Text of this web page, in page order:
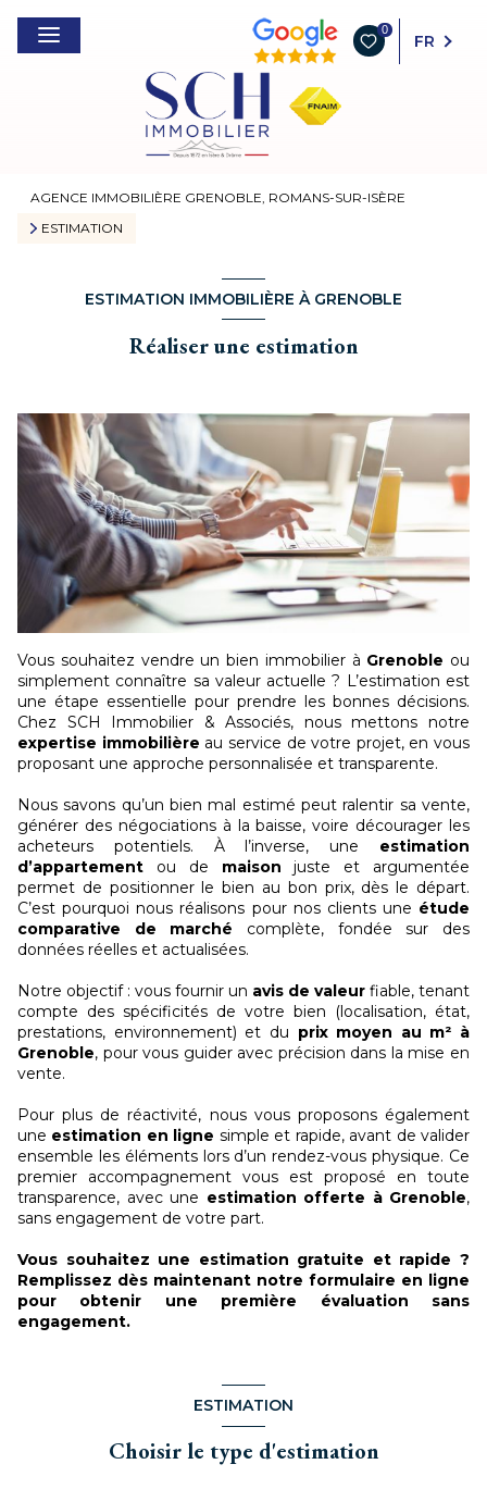
0
FR
AGENCE IMMOBILIÈRE GRENOBLE, ROMANS-SUR-ISÈRE
ESTIMATION
ESTIMATION IMMOBILIÈRE À GRENOBLE
Réaliser une estimation
Vous souhaitez vendre un bien immobilier à Grenoble ou
simplement connaître sa valeur actuelle ? L’estimation est
une étape essentielle pour prendre les bonnes décisions.
Chez SCH Immobilier & Associés, nous mettons notre
expertise immobilière au service de votre projet, en vous
proposant une approche personnalisée et transparente.
Nous savons qu’un bien mal estimé peut ralentir sa vente,
générer des négociations à la baisse, voire décourager les
acheteurs potentiels. À l’inverse, une estimation
d’appartement ou de maison juste et argumentée
permet de positionner le bien au bon prix, dès le départ.
C’est pourquoi nous réalisons pour nos clients une étude
comparative de marché complète, fondée sur des
données réelles et actualisées.
Notre objectif : vous fournir un avis de valeur fiable, tenant
compte des spécificités de votre bien (localisation, état,
prestations, environnement) et du prix moyen au m² à
Grenoble, pour vous guider avec précision dans la mise en
vente.
Pour plus de réactivité, nous vous proposons également
une estimation en ligne simple et rapide, avant de valider
ensemble les éléments lors d’un rendez-vous physique. Ce
premier accompagnement vous est proposé en toute
transparence, avec une estimation offerte à Grenoble,
sans engagement de votre part.
Vous souhaitez une estimation gratuite et rapide ?
Remplissez dès maintenant notre formulaire en ligne
pour obtenir une première évaluation sans
engagement.
ESTIMATION
Choisir le type d'estimation